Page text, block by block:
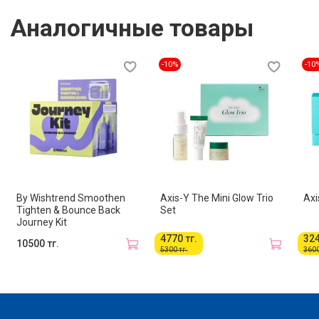
Аналогичные товары
By Wishtrend Smoothen
Tighten & Bounce Back
Journey Kit
10500 тг.
-10%
Axis-Y The Mini Glow Trio
Set
4770 тг.
5300 тг.
-